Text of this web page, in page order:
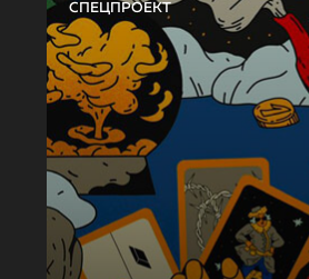
СПЕЦПРОЕКТ